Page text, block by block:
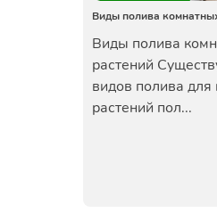
Виды полива
Виды полива
растений
видов полива
растений пол...